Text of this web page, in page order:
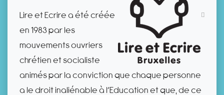
Lire et Ecrire a été créée
en 1983 par les
mouvements ouvriers
chrétien et socialiste
animés par la conviction que chaque personne
a le droit inaliénable à l’Education et que, de ce